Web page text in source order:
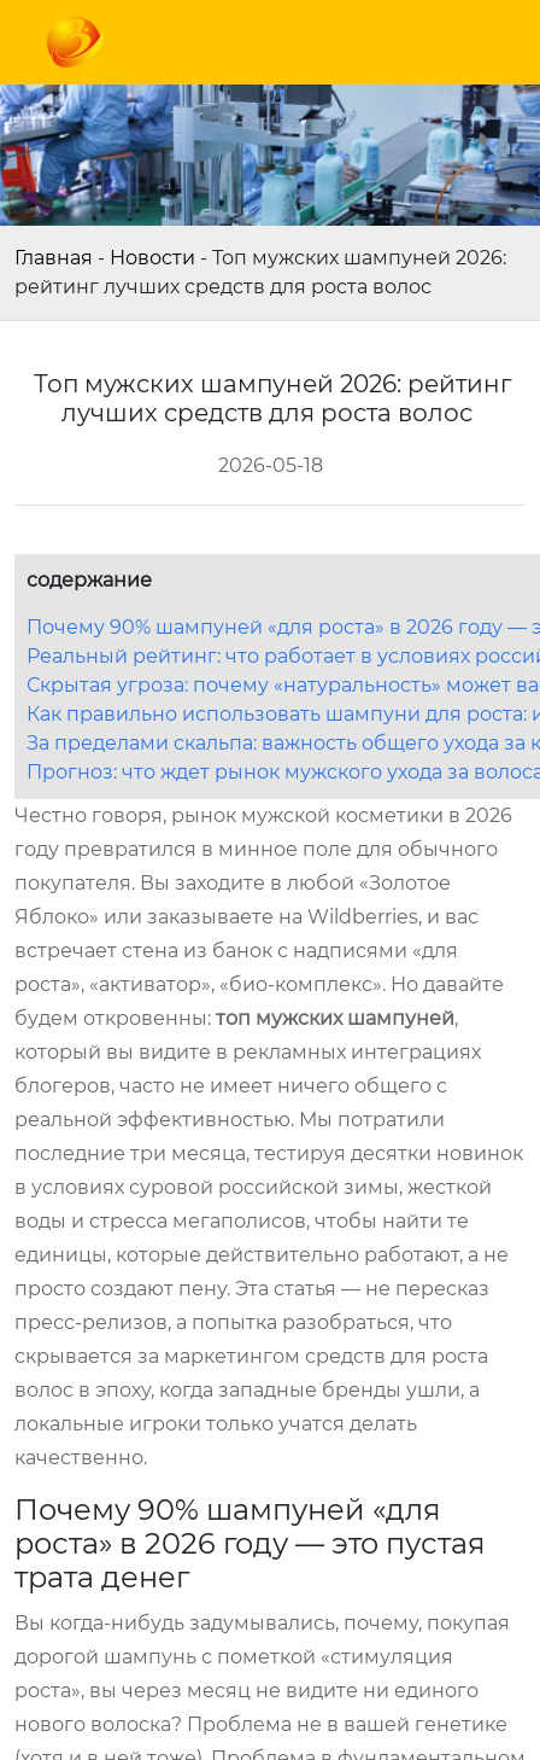
Главная - Новости - Топ мужских шампуней 2026:
рейтинг лучших средств для роста волос
Топ мужских шампуней 2026: рейтинг
лучших средств для роста волос
2026-05-18
содержание
Почему 90% шампуней «для роста» в 2026 году —
Реальный рейтинг: что работает в условиях
Скрытая угроза: почему «натуральность» может
Как правильно использовать шампуни для
За пределами скальпа: важность общего ухода за
Прогноз: что ждет рынок мужского ухода за
Честно говоря, рынок мужской косметики в 2026
году превратился в минное поле для обычного
покупателя. Вы заходите в любой «Золотое
Яблоко» или заказываете на Wildberries, и вас
встречает стена из банок с надписями «для
роста», «активатор», «био-комплекс». Но давайте
будем откровенны: топ мужских шампуней,
который вы видите в рекламных интеграциях
блогеров, часто не имеет ничего общего с
реальной эффективностью. Мы потратили
последние три месяца, тестируя десятки новинок
в условиях суровой российской зимы, жесткой
воды и стресса мегаполисов, чтобы найти те
единицы, которые действительно работают, а не
просто создают пену. Эта статья — не пересказ
пресс-релизов, а попытка разобраться, что
скрывается за маркетингом средств для роста
волос в эпоху, когда западные бренды ушли, а
локальные игроки только учатся делать
качественно.
Почему 90% шампуней «для
роста» в 2026 году — это пустая
трата денег
Вы когда-нибудь задумывались, почему, покупая
дорогой шампунь с пометкой «стимуляция
роста», вы через месяц не видите ни единого
нового волоска? Проблема не в вашей генетике